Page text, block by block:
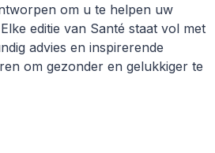
om u te helpen uw
editie van Santé staat vol met
advies en inspirerende
om gezonder en gelukkiger te